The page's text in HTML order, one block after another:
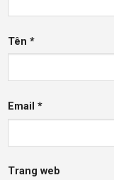
Tên *
Email *
Trang web